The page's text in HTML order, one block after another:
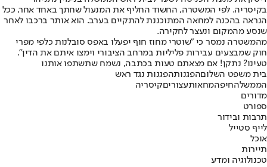
בקיסריה. לפי המשטרה, החשוד החליף את המנעול שחתך באחד אחר, ככל
הנראה בהכנה למחאה המתוכננת להתקיים בערב. הוא אותר ברכבו לאחר
שנסע מהמקום ונעצר לחקירה.
מהמשטרה נמסר כי "שוטרי מחוז חוף יפעלו באפס סובלנות כלפי מפרי
חוק שמבצעים עבירות פליליות במרחב הציבורי וימצו איתם את הדין".
טעינו? נתקן! אם מצאתם טעות בכתבה, נשמח שתשתפו אותנו
בית משפט השלוםהפגנותהפגנות נגד ראש
הממשלהחיפהמחאותעצוריםקיסריה
מדורים
ספורט
תרבות ובידור
לייף סטייל
אוכל
תיירות
טכנולוגיה ומדע